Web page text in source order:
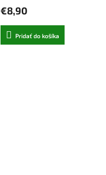
€8,90
Pridať do košíka